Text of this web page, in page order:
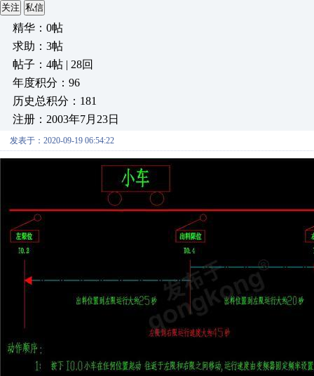
关注 私信
精华：0帖
求助：3帖
帖子：4帖 | 28回
年度积分：96
历史总积分：181
注册：2003年7月23日
发表于：2020-09-19 06:54:22